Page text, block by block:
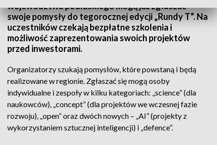
województwa podlaskiego mogą już zgłaszać
swoje pomysły do tegorocznej edycji „Rundy T”. Na
uczestników czekają bezpłatne szkolenia i
możliwość zaprezentowania swoich projektów
przed inwestorami.
Organizatorzy szukają pomysłów, które powstaną i będą
realizowane w regionie. Zgłaszać się mogą osoby
indywidualne i zespoły w kilku kategoriach: „science” (dla
naukowców), „concept” (dla projektów we wczesnej fazie
rozwoju), „open” oraz dwóch nowych – „AI” (projekty z
wykorzystaniem sztucznej inteligencji) i „defence”.